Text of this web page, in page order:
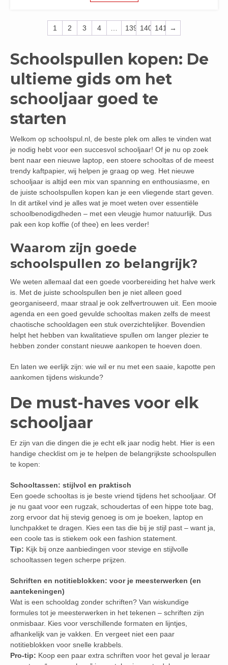
1 2 3 4 139 140 141 →
Schoolspullen kopen: De
ultieme gids om het
schooljaar goed te
starten
Welkom op schoolspul.nl, de beste plek om alles te vinden wat
je nodig hebt voor een succesvol schooljaar! Of je nu op zoek
bent naar een nieuwe laptop, een stoere schooltas of de meest
trendy kaftpapier, wij helpen je graag op weg. Het nieuwe
schooljaar is altijd een mix van spanning en enthousiasme, en
de juiste schoolspullen kopen kan je een vliegende start geven.
In dit artikel vind je alles wat je moet weten over essentiële
schoolbenodigdheden – met een vleugje humor natuurlijk. Dus
pak een kop koffie (of thee) en lees verder!
Waarom zijn goede
schoolspullen zo belangrijk?
We weten allemaal dat een goede voorbereiding het halve werk
is. Met de juiste schoolspullen ben je niet alleen goed
georganiseerd, maar straal je ook zelfvertrouwen uit. Een mooie
agenda en een goed gevulde schooltas maken zelfs de meest
chaotische schooldagen een stuk overzichtelijker. Bovendien
helpt het hebben van kwalitatieve spullen om langer plezier te
hebben zonder constant nieuwe aankopen te hoeven doen.
En laten we eerlijk zijn: wie wil er nu met een saaie, kapotte pen
aankomen tijdens wiskunde?
De must-haves voor elk
schooljaar
Er zijn van die dingen die je echt elk jaar nodig hebt. Hier is een
handige checklist om je te helpen de belangrijkste schoolspullen
te kopen:
Schooltassen: stijlvol en praktisch
Een goede schooltas is je beste vriend tijdens het schooljaar. Of
je nu gaat voor een rugzak, schoudertas of een hippe tote bag,
zorg ervoor dat hij stevig genoeg is om je boeken, laptop en
lunchpakket te dragen. Kies een tas die bij je stijl past – want ja,
een coole tas is stiekem ook een fashion statement.
Tip: Kijk bij onze aanbiedingen voor stevige en stijlvolle
schooltassen tegen scherpe prijzen.
Schriften en notitieblokken: voor je meesterwerken (en
aantekeningen)
Wat is een schooldag zonder schriften? Van wiskundige
formules tot je meesterwerken in het tekenen – schriften zijn
onmisbaar. Kies voor verschillende formaten en lijntjes,
afhankelijk van je vakken. En vergeet niet een paar
notitieblokken voor snelle krabbels.
Pro-tip: Koop een paar extra schriften voor het geval je leraar